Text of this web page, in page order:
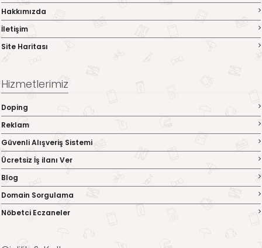
Hakkımızda
İletişim
Site Haritası
Hizmetlerimiz
Doping
Reklam
Güvenli Alışveriş Sistemi
Ücretsiz İş ilanı Ver
Blog
Domain Sorgulama
Nöbetci Eczaneler